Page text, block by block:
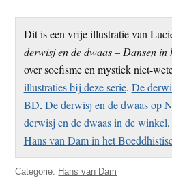
i Dit is een vrije illustratie van
derwisj en de dwaas – Dansen in
over soefisme en mystiek niet-
illustraties bij deze serie. De
BD. De derwisj en de dwaas op
derwisj en de dwaas in de winkel.
Hans van Dam in het
Categorie: Hans van Dam